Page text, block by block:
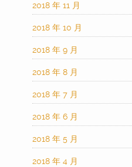
2018 年 11 月
2018 年 10 月
2018 年 9 月
2018 年 8 月
2018 年 7 月
2018 年 6 月
2018 年 5 月
2018 年 4 月